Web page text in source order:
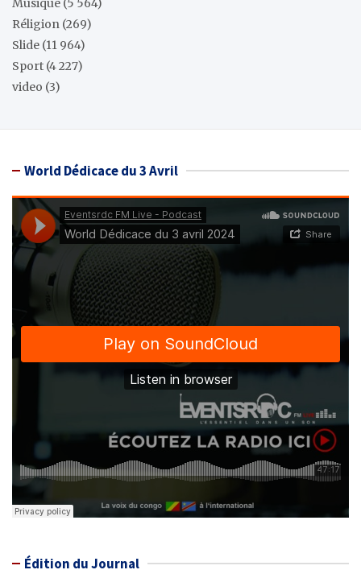
Musique (5 564)
Réligion (269)
Slide (11 964)
Sport (4 227)
video (3)
World Dédicace du 3 Avril
Édition du Journal